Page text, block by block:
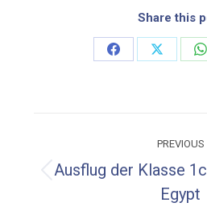
Share this
Share
Share
navigation
PREVIOUS
post:
Ausflug der Klasse
Egypt